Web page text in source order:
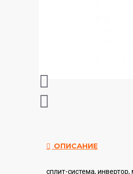
ОПИСАНИЕ
сплит-система,